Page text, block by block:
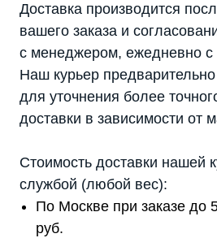
Доставка производится
вашего заказа и
с менеджером, ежедневно с
Наш курьер
для уточнения более
доставки в зависимости от
Стоимость доставки нашей
службой (любой вес):
По Москве при заказе до
руб.